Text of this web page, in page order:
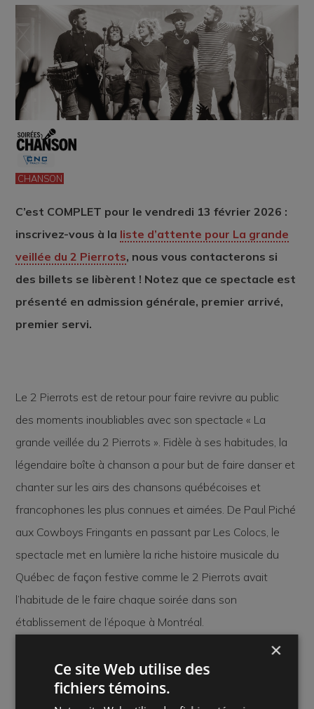
CHANSON
C’est COMPLET pour le vendredi 13 février 2026 :
inscrivez-vous à la liste d’attente pour La grande
veillée du 2 Pierrots, nous vous contacterons si
des billets se libèrent ! Notez que ce spectacle est
présenté en admission générale, premier arrivé,
premier servi.
Le 2 Pierrots est de retour pour faire revivre au public
des moments inoubliables avec son spectacle « La
grande veillée du 2 Pierrots ». Fidèle à ses habitudes, la
légendaire boîte à chanson a pour but de faire danser et
chanter sur les airs des chansons québécoises et
francophones les plus connues et aimées. De Paul Piché
aux Cowboys Fringants en passant par Les Colocs, le
spectacle met en lumière la riche histoire musicale du
Québec de façon festive comme le 2 Pierrots avait
l’habitude de le faire chaque soirée dans son
établissement de l’époque à Montréal.
accompagnent Carl Cadorette (longtemps chansonnier
au 2 Pierrots) et de la chanteuse Raffy, « La grande
×
Ce site Web utilise des
fichiers témoins.